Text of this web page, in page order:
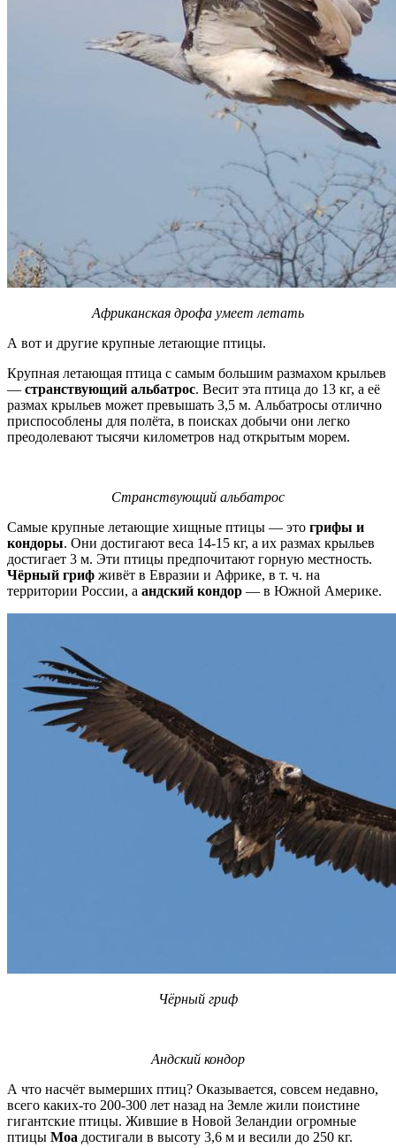
Африканская дрофа умеет летать
А вот и другие крупные летающие птицы.
Крупная летающая птица с самым большим размахом крыльев
— странствующий альбатрос. Весит эта птица до 13 кг, а её
размах крыльев может превышать 3,5 м. Альбатросы отлично
приспособлены для полёта, в поисках добычи они легко
преодолевают тысячи километров над открытым морем.
Странствующий альбатрос
Самые крупные летающие хищные птицы — это грифы и
кондоры. Они достигают веса 14-15 кг, а их размах крыльев
достигает 3 м. Эти птицы предпочитают горную местность.
Чёрный гриф живёт в Евразии и Африке, в т. ч. на
территории России, а андский кондор — в Южной Америке.
Чёрный гриф
Андский кондор
А что насчёт вымерших птиц? Оказывается, совсем недавно,
всего каких-то 200-300 лет назад на Земле жили поистине
гигантские птицы. Жившие в Новой Зеландии огромные
птицы Моа достигали в высоту 3,6 м и весили до 250 кг.